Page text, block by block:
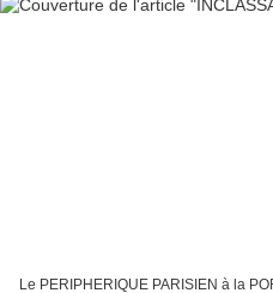
Le PERIPHERIQUE PARISIEN à la